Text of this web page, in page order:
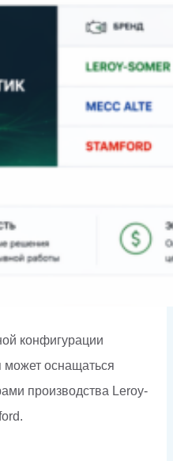
конфигурации
может оснащаться
производства Leroy-